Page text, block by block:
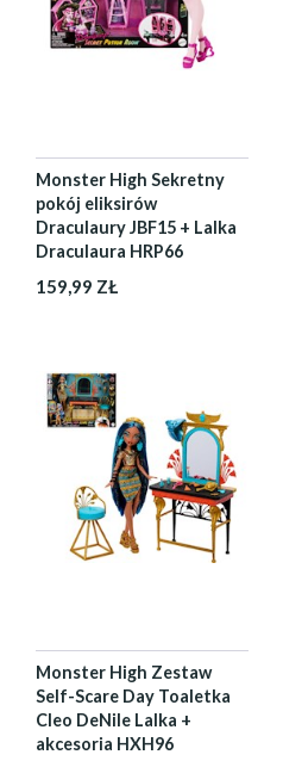
Monster High Sekretny
pokój eliksirów
Draculaury JBF15 + Lalka
Draculaura HRP66
159,99 ZŁ
Monster High Zestaw
Self-Scare Day Toaletka
Cleo DeNile Lalka +
akcesoria HXH96